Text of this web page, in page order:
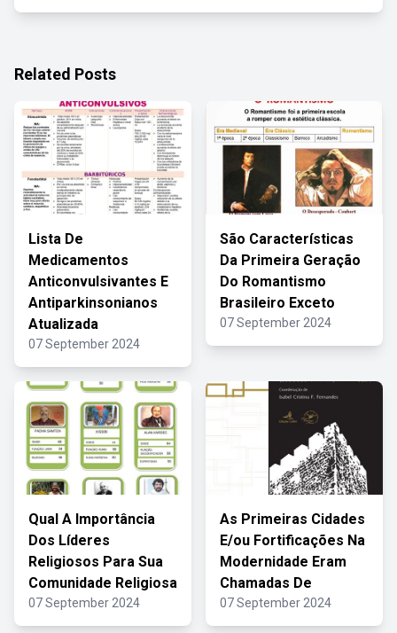
Related Posts
Lista De
Medicamentos
Anticonvulsivantes E
Antiparkinsonianos
Atualizada
07 September 2024
São Características
Da Primeira Geração
Do Romantismo
Brasileiro Exceto
07 September 2024
Qual A Importância
Dos Líderes
Religiosos Para Sua
Comunidade Religiosa
07 September 2024
As Primeiras Cidades
E/ou Fortificações Na
Modernidade Eram
Chamadas De
07 September 2024